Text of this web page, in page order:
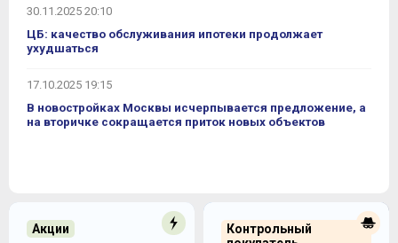
30.11.2025 20:10
ЦБ: качество обслуживания ипотеки продолжает
ухудшаться
17.10.2025 19:15
В новостройках Москвы исчерпывается предложение, а
на вторичке сокращается приток новых объектов
Контрольный
Акции